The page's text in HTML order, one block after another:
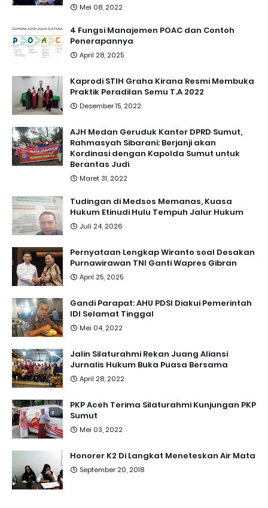
Mei 08, 2022
4 Fungsi Manajemen POAC dan Contoh
Penerapannya
April 28, 2025
Kaprodi STIH Graha Kirana Resmi Membuka
Praktik Peradilan Semu T.A 2022
Desember 15, 2022
AJH Medan Geruduk Kantor DPRD Sumut,
Rahmasyah Sibarani: Berjanji akan
Kordinasi dengan Kapolda Sumut untuk
Berantas Judi
Maret 31, 2022
Tudingan di Medsos Memanas, Kuasa
Hukum Etinudi Hulu Tempuh Jalur Hukum
Juli 24, 2026
Pernyataan Lengkap Wiranto soal Desakan
Purnawirawan TNI Ganti Wapres Gibran
April 25, 2025
Gandi Parapat: AHU PDSI Diakui Pemerintah
IDI Selamat Tinggal
Mei 04, 2022
Jalin Silaturahmi Rekan Juang Aliansi
Jurnalis Hukum Buka Puasa Bersama
April 28, 2022
PKP Aceh Terima Silaturahmi Kunjungan PKP
Sumut
Mei 03, 2022
Honorer K2 Di Langkat Meneteskan Air Mata
September 20, 2018